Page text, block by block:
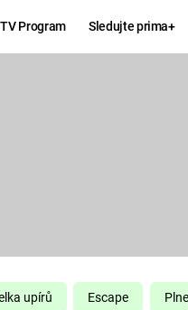
TV Program Sledujte prima+
upírů Escape